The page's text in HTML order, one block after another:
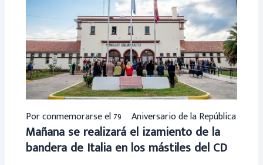
Por conmemorarse el 79º Aniversario de la República
Mañana se realizará el izamiento de la
bandera de Italia en los mástiles del CD